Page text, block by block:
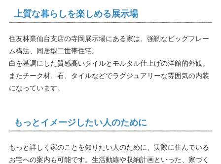
上質な暮らしを楽しめる展示場
住友林業仙台支店の寺岡展示場にある家は、強靭なビッグフレー
ム構法、同居型二世帯住宅。
白を基調にした質感高いタイルとモルタル仕上げの洋館的外観。
またチーク材、石、タイルなどでラグジュアリーな雰囲気の内装
になっています。
もっとイメージしたい人のために
もっと詳しく家のことを知りたい人のために、実際に住んでいる
お宅への案内も可能です。生活動線や収納計画といった、家づく